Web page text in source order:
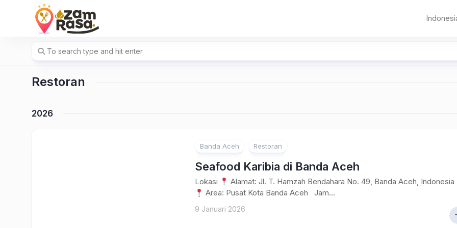
Aceh
Utara
Barat
Bengkulu
Restoran
2026
Banda Aceh Restoran
Seafood Karibia di Banda Aceh
Lokasi
Alamat: Jl. T. Hamzah Bendahara No. 49, Banda Aceh, Indonesia
Area: Pusat Kota Banda Aceh Jam...
9 Januari 2026